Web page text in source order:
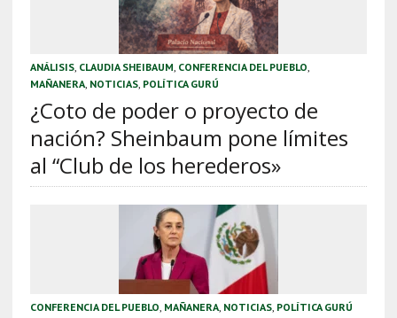
ANÁLISIS, CLAUDIA SHEIBAUM, CONFERENCIA DEL PUEBLO,
MAÑANERA, NOTICIAS, POLÍTICA GURÚ
¿Coto de poder o proyecto de
nación? Sheinbaum pone límites
al “Club de los herederos»
CONFERENCIA DEL PUEBLO, MAÑANERA, NOTICIAS, POLÍTICA GURÚ